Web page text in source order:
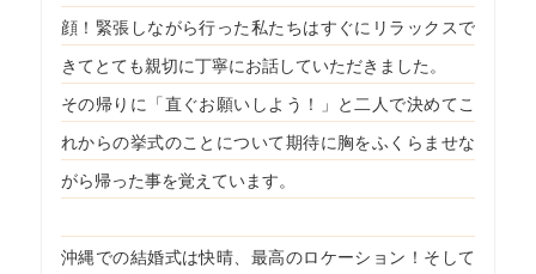
顔！緊張しながら行った私たちはすぐにリラックスで
きてとても親切に丁寧にお話していただきました。
その帰りに「直ぐお願いしよう！」と二人で決めてこ
れからの挙式のことについて期待に胸をふくらませな
がら帰った事を覚えています。
沖縄での結婚式は快晴、最高のロケーション！そして